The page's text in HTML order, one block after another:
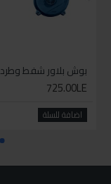
بوش بلاور شفط وطرد 620 وات
725.00LE
اضافة للسلة